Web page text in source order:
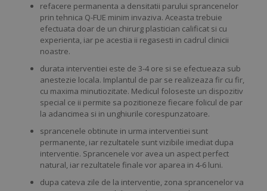
refacere permanenta a densitatii parului sprancenelor
prin tehnica Q-FUE minim invaziva. Aceasta trebuie
efectuata doar de un chirurg plastician calificat si cu
experienta, iar pe acestia ii regasesti in cadrul clinicii
noastre.
durata interventiei este de 3-4 ore si se efectueaza sub
anestezie locala. Implantul de par se realizeaza fir cu fir,
cu maxima minutiozitate. Medicul foloseste un dispozitiv
special ce ii permite sa pozitioneze fiecare folicul de par
la adancimea si in unghiurile corespunzatoare.
sprancenele obtinute in urma interventiei sunt
permanente, iar rezultatele sunt vizibile imediat dupa
interventie. Sprancenele vor avea un aspect perfect
natural, iar rezultatele finale vor aparea in 4-6 luni.
dupa cateva zile de la interventie, zona sprancenelor va